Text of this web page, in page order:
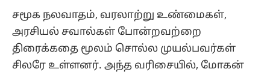
சமூக நலவாதம், வரலாற்று உண்மைகள்,
அரசியல் சவால்கள் போன்றவற்றை
திரைக்கதை மூலம் சொல்ல முயல்பவர்கள்
சிலரே உள்ளனர். அந்த வரிசையில், மோகன்